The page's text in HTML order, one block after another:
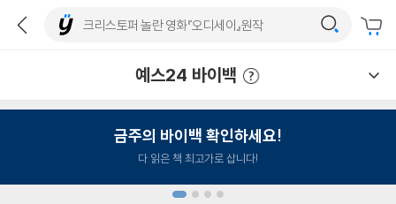
예스24 바이백
금주의 바이백 확인하세요!
다 읽은 책 최고가로 삽니다!